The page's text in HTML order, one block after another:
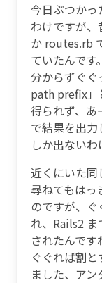
今日ぶつかっ
わけですが、
か routes.rb
ていたんで
分からずぐ
path prefix」
得られず、
で結果を出
しか出ないわ
近くにいた同
尋ねてもはっ
のですが、
れ、Rails2
されたんで
ぐぐれば割
ました、ア